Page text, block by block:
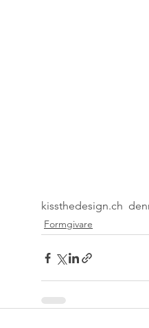
kissthedesign.ch
Formgivare